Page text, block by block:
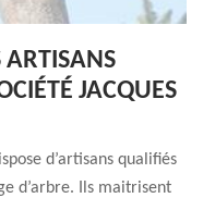
ARTISANS
JACQUES
d’artisans qualifiés
d’arbre. Ils maitrisent